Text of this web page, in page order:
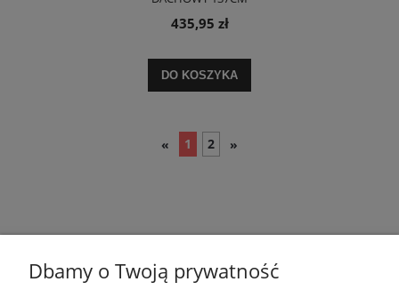
435,95 zł
DO KOSZYKA
« 1 2 »
Dbamy o Twoją prywatność